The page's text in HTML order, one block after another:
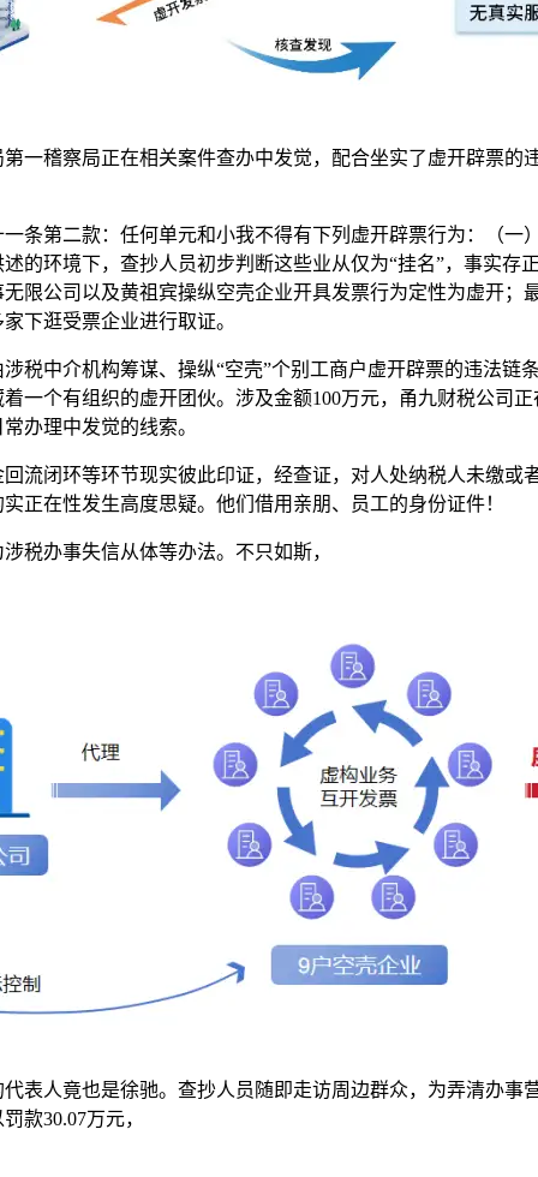
一稽察局正在相关案件查办中发觉，配合坐实了虚开辟票的
第二款：任何单元和小我不得有下列虚开辟票行为：（一
的环境下，查抄人员初步判断这些业从仅为“挂名”，事实存
限公司以及黄祖宾操纵空壳企业开具发票行为定性为虚开；
下逛受票企业进行取证。
中介机构筹谋、操纵“空壳”个别工商户虚开辟票的违法链
一个有组织的虚开团伙。涉及金额100万元，甬九财税公司
办理中发觉的线索。
闭环等环节现实彼此印证，经查证，对人处纳税人未缴或
正在性发生高度思疑。他们借用亲朋、员工的身份证件！
办事失信从体等办法。不只如斯，
人竟也是徐驰。查抄人员随即走访周边群众，为弄清办事
款30.07万元，